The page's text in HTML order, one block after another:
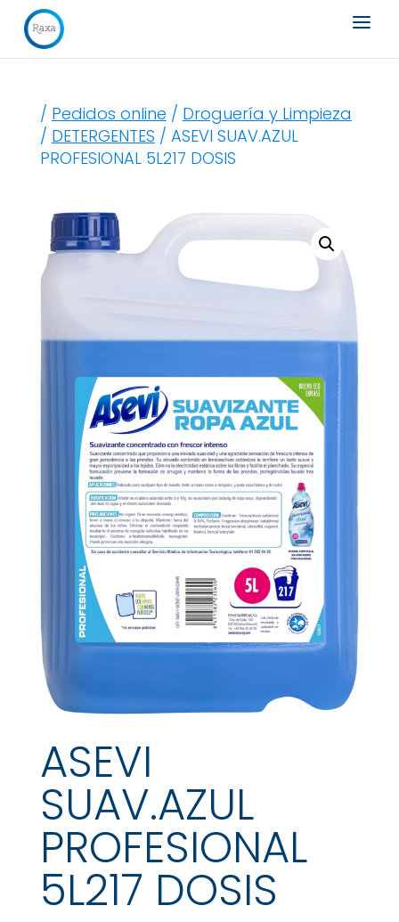
Búsqueda
de
productos
/ Pedidos online / Droguería y Limpieza
/ DETERGENTES / ASEVI SUAV.AZUL
PROFESIONAL 5L217 DOSIS
ASEVI
SUAV.AZUL
PROFESIONAL
5L217 DOSIS